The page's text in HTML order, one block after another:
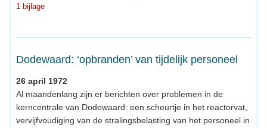
1 bijlage
Dodewaard: ‘opbranden’ van tijdelijk personeel
26 april 1972
Al maandenlang zijn er berichten over problemen in de
kerncentrale van Dodewaard: een scheurtje in het reactorvat,
vervijfvoudiging van de stralingsbelasting van het personeel in